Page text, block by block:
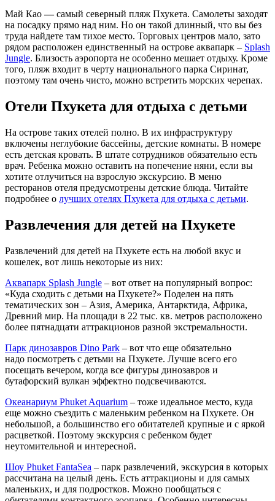
Май Као—самый северный пляж Пхукета. Самолеты заходят
на посадку прямо над ним. Но он такой длинный, что вы без
труда найдете там тихое место. Торговых центров мало, зато
рядом расположен единственный на острове аквапарк – Splash
Jungle. Близость аэропорта не особенно мешает отдыху. Кроме
того, пляж входит в черту национального парка Сиринат,
поэтому там очень чисто, можно встретить морских черепах.
Отели Пхукета для отдыха с детьми
На острове таких отелей полно. В их инфраструктуру
включены неглубокие бассейны, детские комнаты. В номере
есть детская кровать. В штате сотрудников обязательно есть
врач. Ребенка можно оставить на попечение няни, если вы
хотите отлучиться на взрослую экскурсию. В меню
ресторанов отеля предусмотрены детские блюда. Читайте
подробнее о лучших отелях Пхукета для отдыха с детьми.
Развлечения для детей на Пхукете
Развлечений для детей на Пхукете есть на любой вкус и
кошелек, вот лишь некоторые из них:
Аквапарк Splash Jungle – вот ответ на популярный вопрос:
«Куда сходить с детьми на Пхукете?» Поделен на пять
тематических зон – Азия, Америка, Антарктида, Африка,
Древний мир. На площади в 22 тыс. кв. метров расположено
более пятнадцати аттракционов разной экстремальности.
Парк динозавров Dino Park – вот что еще обязательно
надо посмотреть с детьми на Пхукете. Лучше всего его
посещать вечером, когда все фигуры динозавров и
бутафорский вулкан эффектно подсвечиваются.
Океанариум Phuket Aquarium – тоже идеальное место, куда
еще можно съездить с маленьким ребенком на Пхукете. Он
небольшой, а большинство его обитателей крупные и с яркой
расцветкой. Поэтому экскурсия с ребенком будет
неутомительной и интересной.
Шоу Phuket FantaSea – парк развлечений, экскурсия в которых
рассчитана на целый день. Есть аттракционы и для самых
маленьких, и для подростков. Можно пообщаться с